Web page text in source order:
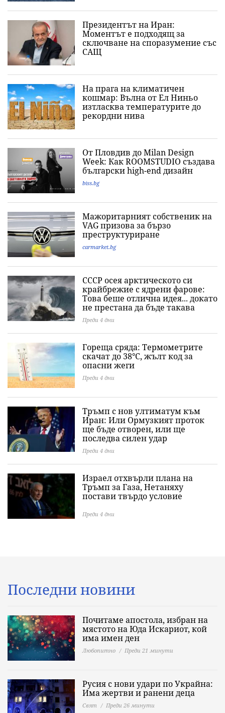
Президентът на Иран:
Моментът е подходящ за
сключване на споразумение със
САЩ
На прага на климатичен
кошмар: Вълна от Ел Ниньо
изтласква температурите до
рекордни нива
От Пловдив до Milan Design
Week: Как ROOMSTUDIO създава
български high-end дизайн
biss.bg
Мажоритарният собственик на
VAG призова за бързо
преструктуриране
carmarket.bg
СССР осея арктическото си
крайбрежие с ядрени фарове:
Това беше отлична идея... докато
не престана да бъде такава
Преди 4 дни
Гореща сряда: Термометрите
скачат до 38°C, жълт код за
опасни жеги
Преди 4 дни
Тръмп с нов ултиматум към
Иран: Или Ормузкият проток
ще бъде отворен, или ще
последва силен удар
Преди 4 дни
Израел отхвърли плана на
Тръмп за Газа, Нетаняху
постави твърдо условие
Преди 4 дни
Последни новини
Почитаме апостола, избран на
мястото на Юда Искариот, кой
има имен ден
Любопитно Преди 21 минути
Русия с нови удари по Украйна:
Има жертви и ранени деца
Свят Преди 26 минути